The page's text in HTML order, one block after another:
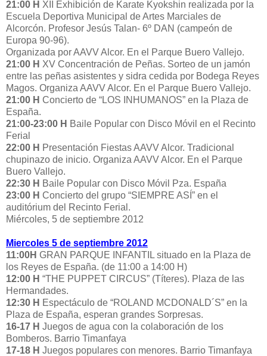
21:00 H XII Exhibición de Karate Kyokshin realizada por la
Escuela Deportiva Municipal de Artes Marciales de
Alcorcón. Profesor Jesús Talan- 6º DAN (campeón de
Europa 90-96).
Organizada por AAVV Alcor. En el Parque Buero Vallejo.
21:00 H XV Concentración de Peñas. Sorteo de un jamón
entre las peñas asistentes y sidra cedida por Bodega Reyes
Magos. Organiza AAVV Alcor. En el Parque Buero Vallejo.
21:00 H Concierto de “LOS INHUMANOS” en la Plaza de
España.
21:00-23:00 H Baile Popular con Disco Móvil en el Recinto
Ferial
22:00 H Presentación Fiestas AAVV Alcor. Tradicional
chupinazo de inicio. Organiza AAVV Alcor. En el Parque
Buero Vallejo.
22:30 H Baile Popular con Disco Móvil Pza. España
23:00 H Concierto del grupo “SIEMPRE ASÍ” en el
auditórium del Recinto Ferial.
Miércoles, 5 de septiembre 2012
Miercoles 5 de septiembre 2012
11:00H GRAN PARQUE INFANTIL situado en la Plaza de
los Reyes de España. (de 11:00 a 14:00 H)
12:00 H “THE PUPPET CIRCUS” (Títeres). Plaza de las
Hermandades.
12:30 H Espectáculo de “ROLAND MCDONALD´S” en la
Plaza de España, esperan grandes Sorpresas.
16-17 H Juegos de agua con la colaboración de los
Bomberos. Barrio Timanfaya
17-18 H Juegos populares con menores. Barrio Timanfaya